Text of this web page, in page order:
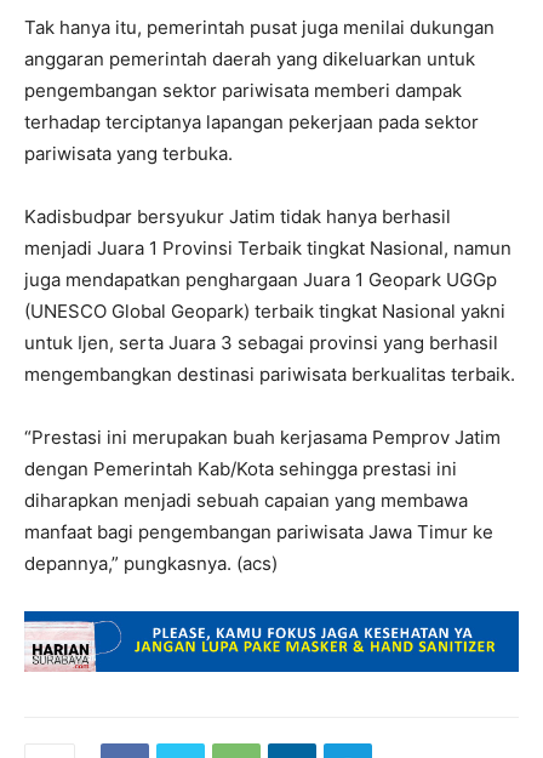
Tak hanya itu, pemerintah pusat juga menilai dukungan
anggaran pemerintah daerah yang dikeluarkan untuk
pengembangan sektor pariwisata memberi dampak
terhadap terciptanya lapangan pekerjaan pada sektor
pariwisata yang terbuka.
Kadisbudpar bersyukur Jatim tidak hanya berhasil
menjadi Juara 1 Provinsi Terbaik tingkat Nasional, namun
juga mendapatkan penghargaan Juara 1 Geopark UGGp
(UNESCO Global Geopark) terbaik tingkat Nasional yakni
untuk Ijen, serta Juara 3 sebagai provinsi yang berhasil
mengembangkan destinasi pariwisata berkualitas terbaik.
“Prestasi ini merupakan buah kerjasama Pemprov Jatim
dengan Pemerintah Kab/Kota sehingga prestasi ini
diharapkan menjadi sebuah capaian yang membawa
manfaat bagi pengembangan pariwisata Jawa Timur ke
depannya,” pungkasnya. (acs)